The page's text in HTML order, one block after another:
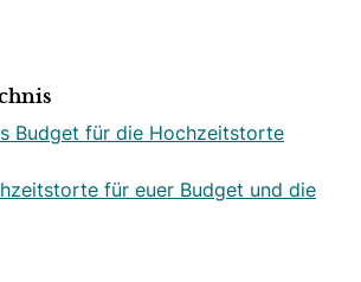
Budget für die Hochzeitstorte
für euer Budget und die